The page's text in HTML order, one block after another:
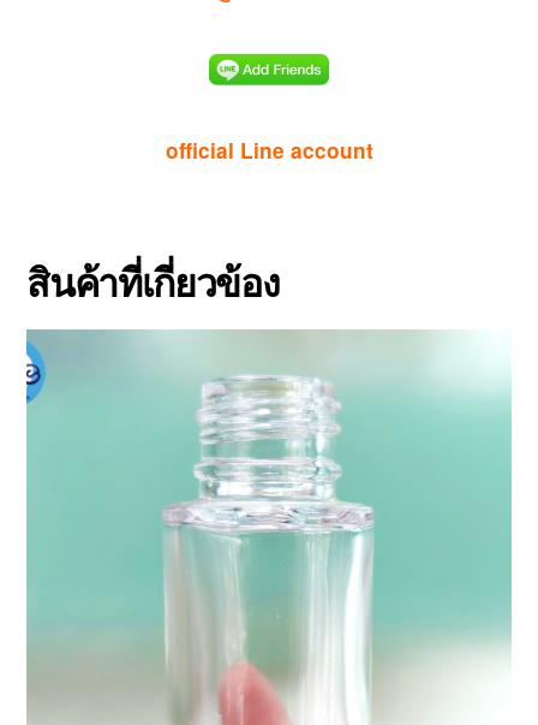
official Line account
สินค้าที่เกี่ยวข้อง